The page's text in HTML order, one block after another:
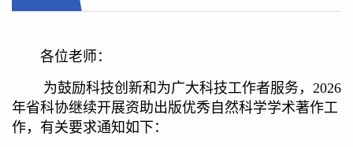
各位老师：
为鼓励科技创新和为广大科技工作者服务， 2026
年省科协继续开展资助出版优秀自然科学学术著作工
作，有关要求通知如下：